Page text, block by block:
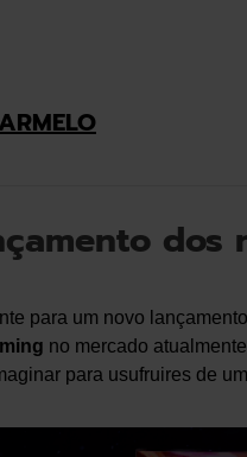
dos
para um novo
no mercado
para usufruires de